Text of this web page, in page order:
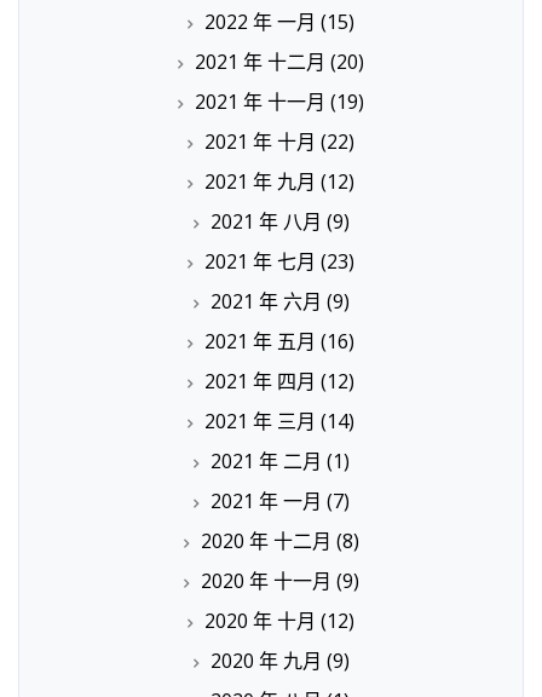
2022 年 一月 (15)
2021 年 十二月 (20)
2021 年 十一月 (19)
2021 年 十月 (22)
2021 年 九月 (12)
2021 年 八月 (9)
2021 年 七月 (23)
2021 年 六月 (9)
2021 年 五月 (16)
2021 年 四月 (12)
2021 年 三月 (14)
2021 年 二月 (1)
2021 年 一月 (7)
2020 年 十二月 (8)
2020 年 十一月 (9)
2020 年 十月 (12)
2020 年 九月 (9)